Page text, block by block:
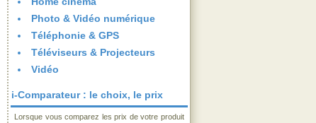
Photo & Vidéo numérique
Téléphonie & GPS
Téléviseurs & Projecteurs
Vidéo
i-Comparateur : le choix, le prix
Lorsque vous comparez les prix de votre produit